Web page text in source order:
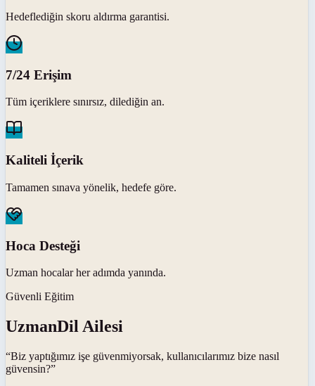
Hedeflediğin skoru aldırma garantisi.
7/24 Erişim
Tüm içeriklere sınırsız, dilediğin an.
Kaliteli İçerik
Tamamen sınava yönelik, hedefe göre.
Hoca Desteği
Uzman hocalar her adımda yanında.
Güvenli Eğitim
UzmanDil Ailesi
“Biz yaptığımız işe güvenmiyorsak, kullanıcılarımız bize nasıl
güvensin?”